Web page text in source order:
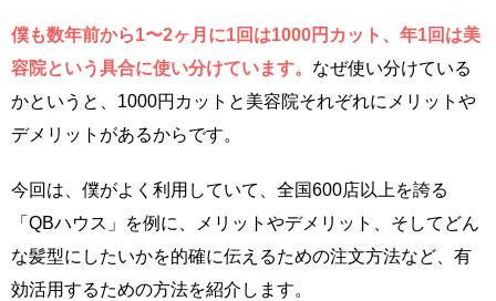
僕も数年前から1〜2ヶ月に1回は1000円カット、年1回は美
容院という具合に使い分けています。 なぜ使い分けている
かというと、1000円カットと美容院それぞれにメリットや
デメリットがあるからです。
今回は、僕がよく利用していて、全国600店以上を誇る
「QBハウス」を例に、メリットやデメリット、そしてどん
な髪型にしたいかを的確に伝えるための注文方法など、有
効活用するための方法を紹介します。